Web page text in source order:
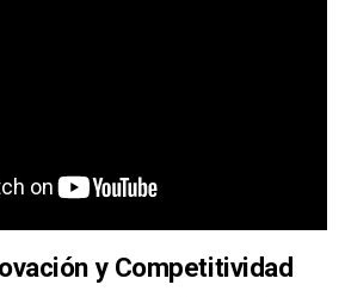
y Competitividad